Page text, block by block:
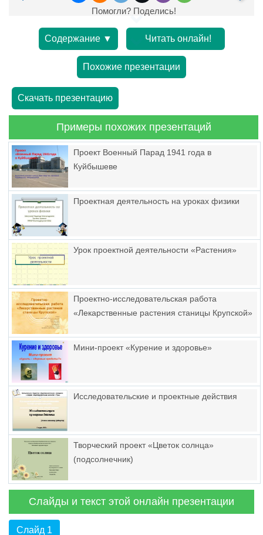
Помогли? Поделись!
Содержание ▼ Читать онлайн!
Похожие презентации
Скачать презентацию
Примеры похожих презентаций
Проект Военный Парад 1941 года в
Куйбышеве
Проектная деятельность на уроках физики
Урок проектной деятельности «Растения»
Проектно-исследовательская работа
«Лекарственные растения станицы Крупской»
Мини-проект «Курение и здоровье»
Исследовательские и проектные действия
Творческий проект «Цветок солнца»
(подсолнечник)
Слайды и текст этой онлайн презентации
Слайд 1